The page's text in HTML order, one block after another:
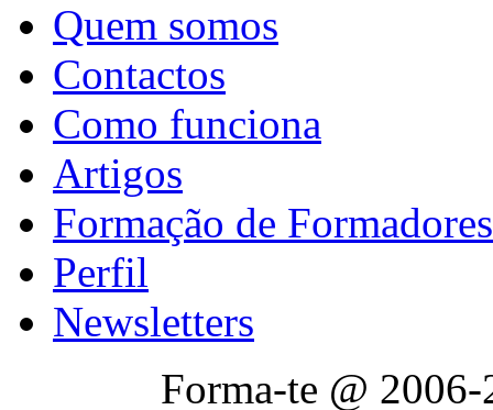
Quem somos
Contactos
Como funciona
Artigos
Formação de Formadores
Perfil
Newsletters
Forma-te @